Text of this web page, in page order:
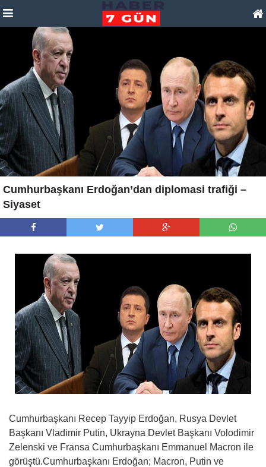
Cumhurbaşkanı Erdoğan’dan diplomasi trafiği –
Siyaset
Cumhurbaşkanı Recep Tayyip Erdoğan, Rusya Devlet
Başkanı Vladimir Putin, Ukrayna Devlet Başkanı Volodimir
Zelenski ve Fransa Cumhurbaşkanı Emmanuel Macron ile
görüştü.Cumhurbaşkanı Erdoğan; Macron, Putin ve